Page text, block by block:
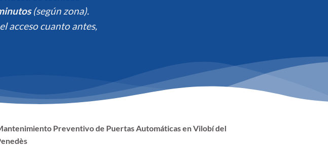
(según zona).
acceso cuanto antes,
Preventivo de Puertas Automáticas en Vilobí del